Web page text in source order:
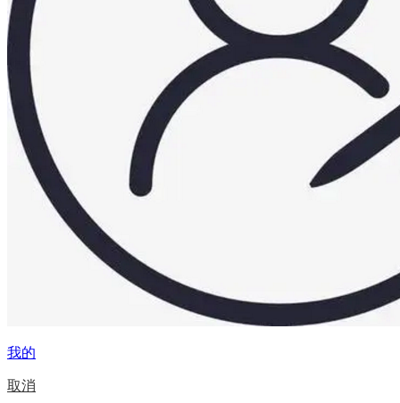
我的
取消